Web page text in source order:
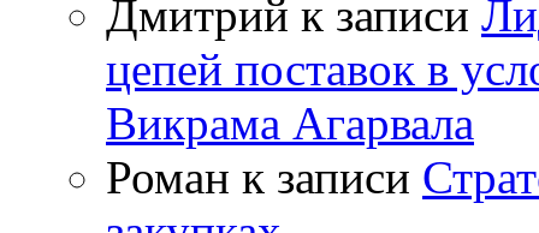
Дмитрий к записи
цепей поставок в
Викрама Агарвала
Роман к записи